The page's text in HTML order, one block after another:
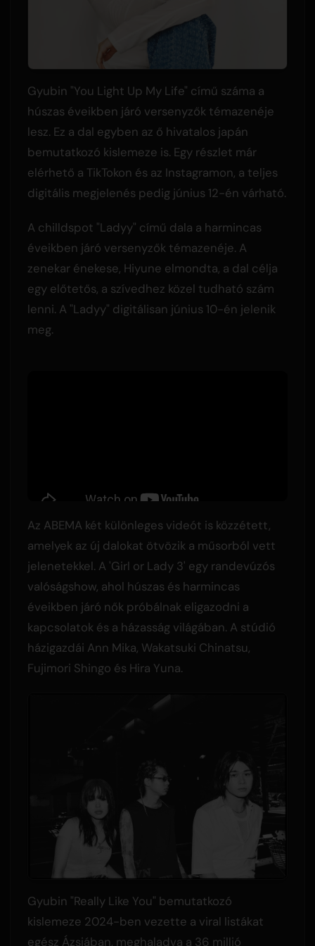
Gyubin "You Light Up My Life" című száma a
húszas éveikben járó versenyzők témazenéje
lesz. Ez a dal egyben az ő hivatalos japán
bemutatkozó kislemeze is. Egy részlet már
elérhető a TikTokon és az Instagramon, a teljes
digitális megjelenés pedig június 12-én várható.
A chilldspot "Ladyy" című dala a harmincas
éveikben járó versenyzők témazenéje. A
zenekar énekese, Hiyune elmondta, a dal célja
egy előtetős, a szívedhez közel tudható szám
lenni. A "Ladyy" digitálisan június 10-én jelenik
meg.
Az ABEMA két különleges videót is közzétett,
amelyek az új dalokat ötvözik a műsorból vett
jelenetekkel. A 'Girl or Lady 3' egy randevúzós
valóságshow, ahol húszas és harmincas
éveikben járó nők próbálnak eligazodni a
kapcsolatok és a házasság világában. A stúdió
házigazdái Ann Mika, Wakatsuki Chinatsu,
Fujimori Shingo és Hira Yuna.
Gyubin "Really Like You" bemutatkozó
kislemeze 2024-ben vezette a viral listákat
egész Ázsiában, meghaladva a 36 millió